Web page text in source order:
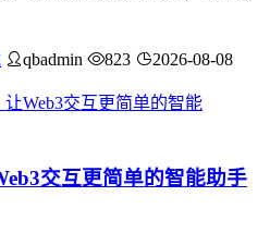
qbadmin 823 2026-08-08
交互更简单的智能助手